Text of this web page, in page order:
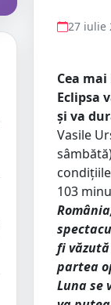
27 iulie
Cea
Eclipsa
și va
Vasile
103
fi
partea
Luna se